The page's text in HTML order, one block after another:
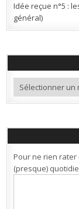
Idée reçue n°5 :
général)
Archives
Pour ne rien
(presque)